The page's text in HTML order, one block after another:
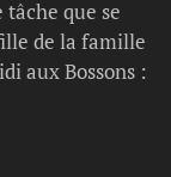
tâche que se
de la famille
aux Bossons :